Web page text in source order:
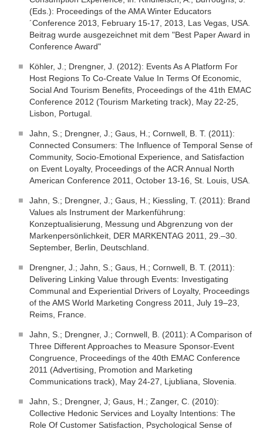
(Eds.): Proceedings of the AMA Winter Educators
´Conference 2013, February 15-17, 2013, Las Vegas, USA.
Beitrag wurde ausgezeichnet mit dem "Best Paper Award in
Conference Award"
Köhler, J.; Drengner, J. (2012): Events As A Platform For
Host Regions To Co-Create Value In Terms Of Economic,
Social And Tourism Benefits, Proceedings of the 41th EMAC
Conference 2012 (Tourism Marketing track), May 22-25,
Lisbon, Portugal.
Jahn, S.; Drengner, J.; Gaus, H.; Cornwell, B. T. (2011):
Connected Consumers: The Influence of Temporal Sense of
Community, Socio-Emotional Experience, and Satisfaction
on Event Loyalty, Proceedings of the ACR Annual North
American Conference 2011, October 13-16, St. Louis, USA.
Jahn, S.; Drengner, J.; Gaus, H.; Kiessling, T. (2011): Brand
Values als Instrument der Markenführung:
Konzeptualisierung, Messung und Abgrenzung von der
Markenpersönlichkeit, DER MARKENTAG 2011, 29.–30.
September, Berlin, Deutschland.
Drengner, J.; Jahn, S.; Gaus, H.; Cornwell, B. T. (2011):
Delivering Linking Value through Events: Investigating
Communal and Experiential Drivers of Loyalty, Proceedings
of the AMS World Marketing Congress 2011, July 19–23,
Reims, France.
Jahn, S.; Drengner, J.; Cornwell, B. (2011): A Comparison of
Three Different Approaches to Measure Sponsor-Event
Congruence, Proceedings of the 40th EMAC Conference
2011 (Advertising, Promotion and Marketing
Communications track), May 24-27, Ljubliana, Slovenia.
Jahn, S.; Drengner, J; Gaus, H.; Zanger, C. (2010):
Collective Hedonic Services and Loyalty Intentions: The
Role Of Customer Satisfaction, Psychological Sense of